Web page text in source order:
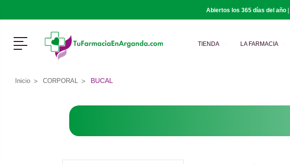
Abiertos los 365 días del año|
Menú TIENDA LA FARMACIA
Inicio CORPORAL BUCAL